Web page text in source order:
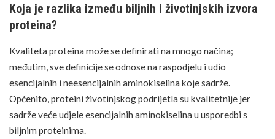
Koja je razlika između biljnih i životinjskih izvora
proteina?
Kvaliteta proteina može se definirati na mnogo načina;
međutim, sve definicije se odnose na raspodjelu i udio
esencijalnih i neesencijalnih aminokiselina koje sadrže.
Općenito, proteini životinjskog podrijetla su kvalitetnije jer
sadrže veće udjele esencijalnih aminokiselina u usporedbi s
biljnim proteinima.